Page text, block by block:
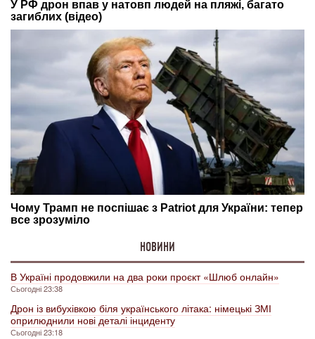
НОВИНИ
В Україні продовжили на два роки проєкт «Шлюб онлайн»
Сьогодні 23:38
Дрон із вибухівкою біля українського літака: німецькі ЗМІ
оприлюднили нові деталі інциденту
Сьогодні 23:18